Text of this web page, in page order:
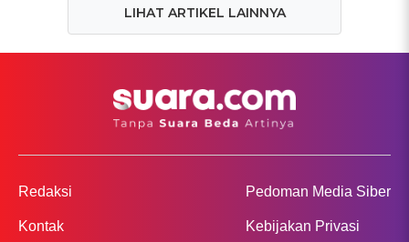
LIHAT ARTIKEL LAINNYA
Redaksi
Kontak
Pedoman Media Siber
Kebijakan Privasi